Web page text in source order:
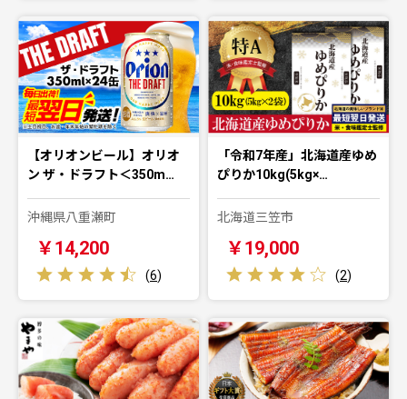
【オリオンビール】オリオ
ン ザ・ドラフト＜350m…
沖縄県八重瀬町
￥14,200
(6)
「令和7年産」北海道産ゆめ
ぴりか10kg(5kg×…
北海道三笠市
￥19,000
(2)